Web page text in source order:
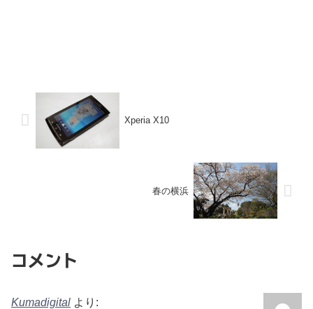
Xperia X10
春の横浜
コメント
Kumadigital より: